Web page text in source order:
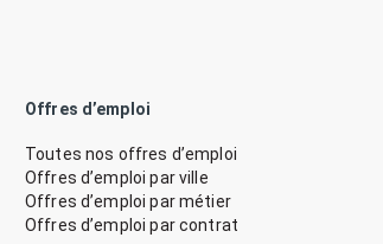
Offres d’emploi
Toutes nos offres d’emploi
Offres d’emploi par ville
Offres d’emploi par métier
Offres d’emploi par contrat